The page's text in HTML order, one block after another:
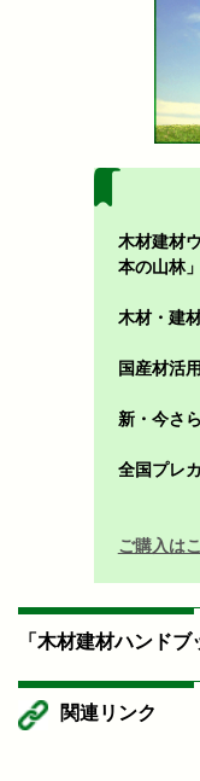
木材建材
本の山林」
木材・建
国産材活
新・今さ
全国プレ
ご購入は
「木材建材ハンド
関連リンク